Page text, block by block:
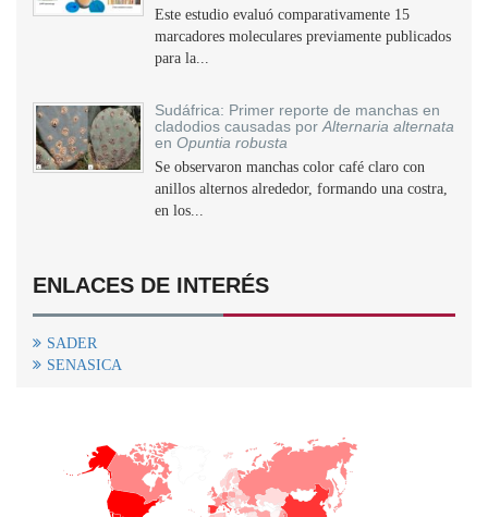
Este estudio evaluó comparativamente 15
marcadores moleculares previamente publicados
para la...
Sudáfrica: Primer reporte de manchas en
cladodios causadas por Alternaria alternata
en Opuntia robusta
Se observaron manchas color café claro con
anillos alternos alrededor, formando una costra,
en los...
ENLACES DE INTERÉS
SADER
SENASICA